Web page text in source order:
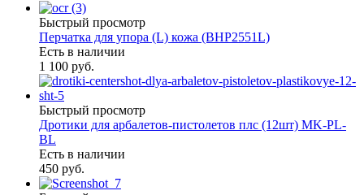
Быстрый просмотр
Перчатка для упора (L) кожа (BHP2551L)
Есть в наличии
1 100 руб.
Быстрый просмотр
Дротики для арбалетов-пистолетов плс (12шт) MK-PL-
BL
Есть в наличии
450 руб.